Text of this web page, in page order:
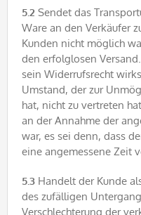
5.2 Sendet das
Ware an den Verkäufer
Kunden nicht möglich
den erfolglosen
sein Widerrufsrecht
Umstand, der zur
hat, nicht zu vertreten
an der Annahme der
war, es sei denn, dass
eine angemessene Zeit
5.3 Handelt der Kunde
des zufälligen
Verschlechterung der